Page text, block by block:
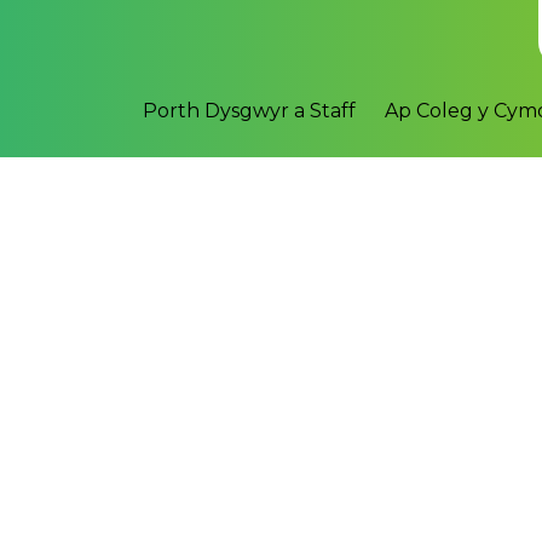
Porth Dysgwyr a Staff Ap Coleg y